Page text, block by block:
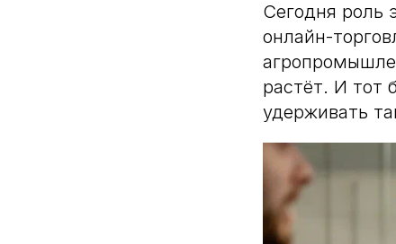
Сегодня роль
онлайн-
растёт. И тот
удерживать